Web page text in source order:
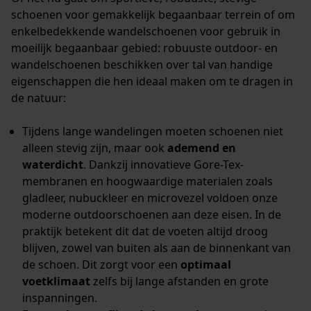
schoenen voor gemakkelijk begaanbaar terrein of om
enkelbedekkende wandelschoenen voor gebruik in
moeilijk begaanbaar gebied: robuuste outdoor- en
wandelschoenen beschikken over tal van handige
eigenschappen die hen ideaal maken om te dragen in
de natuur:
Tijdens lange wandelingen moeten schoenen niet
alleen stevig zijn, maar ook ademend en
waterdicht. Dankzij innovatieve Gore-Tex-
membranen en hoogwaardige materialen zoals
gladleer, nubuckleer en microvezel voldoen onze
moderne outdoorschoenen aan deze eisen. In de
praktijk betekent dit dat de voeten altijd droog
blijven, zowel van buiten als aan de binnenkant van
de schoen. Dit zorgt voor een optimaal
voetklimaatzelfs bij lange afstanden en grote
inspanningen.
Econda Analytics
Mouseflow Web Analytics Tool
Fact-Finder Tracking
Cookies
Loop54 Personalization
Gepersonaliseerde homepage
Opgeslagen winkelwagen
Persoonlijke begroeting
Geo-IP en gebruikersdetectie